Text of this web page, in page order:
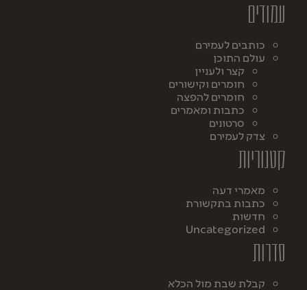
עמודים
כותבים לעמירם
עולם התוכן
קצר ולעניין
חומרים וקישורים
חומרים להפצה
כתבות ומאמרים
סרטונים
צדק לעמירם
קטגוריות
מאמרי דעה
כתבות בתקשורת
חדשות
Uncategorized
סדרות
קבלת שבת מול הכלא